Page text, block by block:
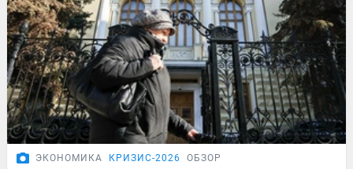
ЭКОНОМИКА КРИЗИС-2026 ОБЗОР